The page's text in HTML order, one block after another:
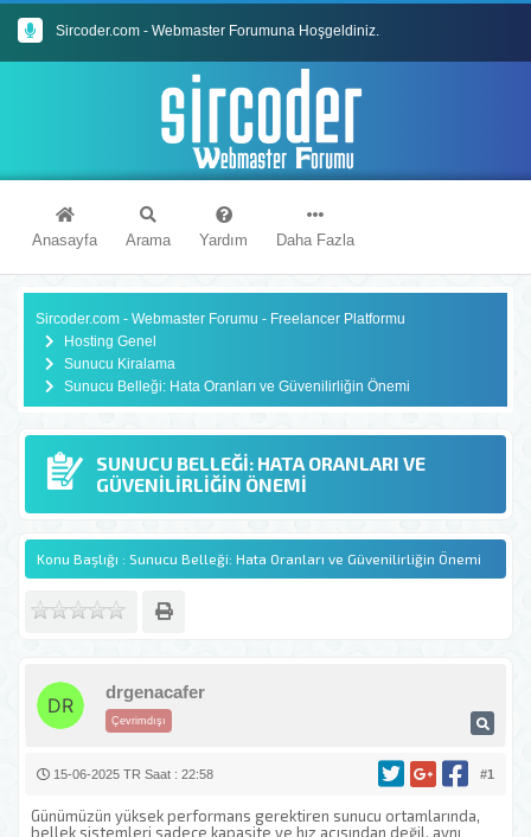
Sircoder.com - Webmaster Forumuna Hoşgeldiniz.
Sircoder.com Webmaster Forumu Kuralları
Anasayfa Arama Yardım Daha Fazla
Sircoder.com - Webmaster Forumu - Freelancer Platformu
Hosting Genel
Sunucu Kiralama
Sunucu Belleği: Hata Oranları ve Güvenilirliğin Önemi
SUNUCU BELLEĞI: HATA ORANLARI VE
GÜVENILIRLIĞIN ÖNEMI
Konu Başlığı : Sunucu Belleği: Hata Oranları ve Güvenilirliğin Önemi
Çevrimdışı
drgenacafer
#1
15-06-2025 TR Saat : 22:58
Günümüzün yüksek performans gerektiren sunucu ortamlarında,
bellek sistemleri sadece kapasite ve hız açısından değil, aynı